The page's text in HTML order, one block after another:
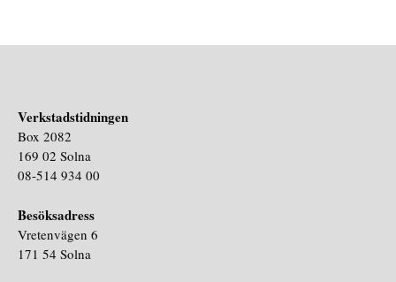
Verkstadstidningen
Box 2082
169 02 Solna
08-514 934 00
Besöksadress
Vretenvägen 6
171 54 Solna